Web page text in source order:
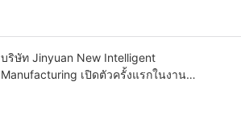
บริษัท Jinyuan New Intelligent
Manufacturing เปิดตัวครั้งแรกในงาน